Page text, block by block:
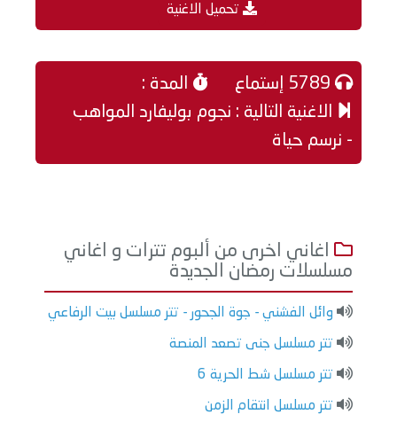
تحميل الاغنية
المدة :
الاغنية التالية : نجوم بوليفارد المواهب
- نرسم حياة
اغاني اخرى من ألبوم تترات و اغاني
مسلسلات رمضان الجديدة
وائل الفشني - جوة الجحور - تتر مسلسل بيت الرفاعي
تتر مسلسل جنى تصعد المنصة
تتر مسلسل شط الحرية 6
تتر مسلسل انتقام الزمن